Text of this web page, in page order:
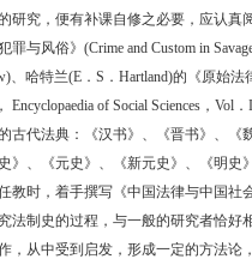
研究，便有补课自修之必要，应认
罪与风俗》(Crime and Custom in
、哈特兰(E．S．Hartland)的《原始
Encyclopaedia of Social Sciences，
古代法典：《汉书》、《晋书》、
》、《元史》、《新元史》、《明
教时，着手撰写《中国法律与中国社
制史的过程，与一般的研究者恰好
，从中受到启发，形成一定的方法